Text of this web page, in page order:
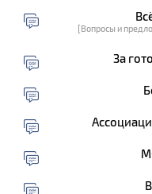
[Вопросы и
За